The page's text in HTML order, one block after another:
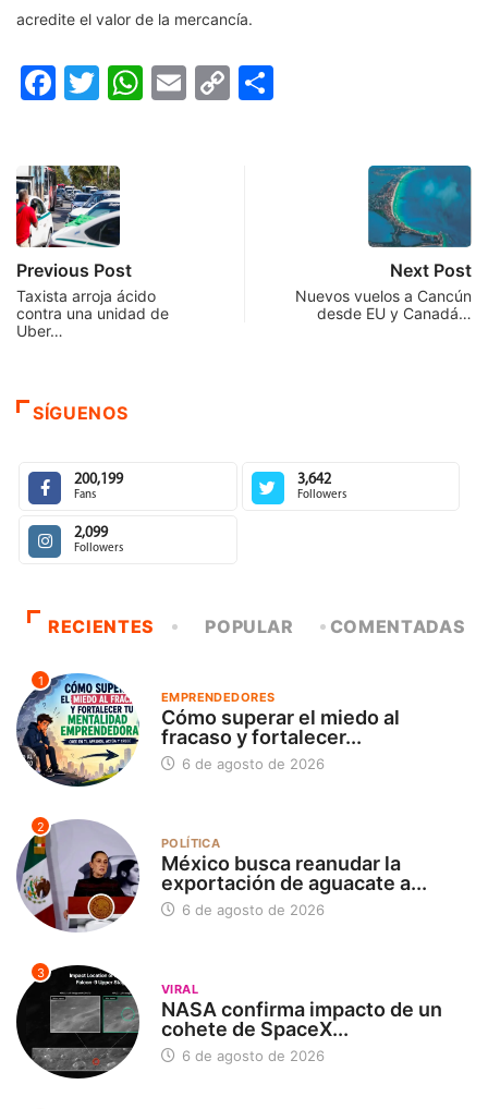
acredite el valor de la mercancía.
Facebook
Twitter
WhatsApp
Email
Copy
Previous Post
Taxista arroja ácido
contra una unidad de
Uber…
Next Post
Nuevos vuelos a Cancún
desde EU y Canadá…
SÍGUENOS
200,199
Fans
3,642
Followers
2,099
Followers
RECIENTES POPULAR COMENTADAS
1
EMPRENDEDORES
Cómo superar el miedo al
fracaso y fortalecer...
6 de agosto de 2026
2
POLÍTICA
México busca reanudar la
exportación de aguacate a...
6 de agosto de 2026
3
VIRAL
NASA confirma impacto de un
cohete de SpaceX...
6 de agosto de 2026